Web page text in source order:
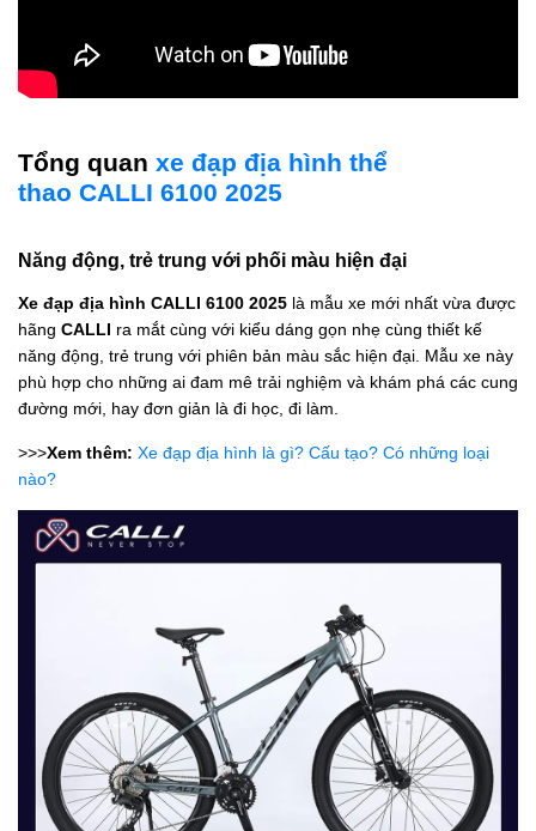
Tổng quan xe đạp địa hình thể
thao CALLI 6100 2025
Năng động, trẻ trung với phối màu hiện đại
Xe đạp địa hình CALLI 6100 2025 là mẫu xe mới nhất vừa được
hãng CALLI ra mắt cùng với kiểu dáng gọn nhẹ cùng thiết kế
năng động, trẻ trung với phiên bản màu sắc hiện đại. Mẫu xe này
phù hợp cho những ai đam mê trải nghiệm và khám phá các cung
đường mới, hay đơn giản là đi học, đi làm.
>>>Xem thêm: Xe đạp địa hình là gì? Cấu tạo? Có những loại
nào?